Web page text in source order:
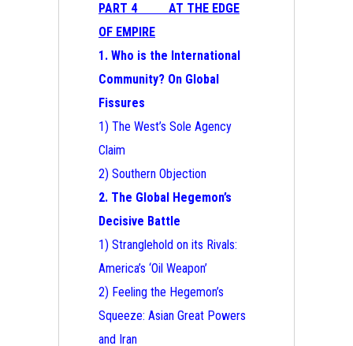
PART 4 AT THE EDGE
OF EMPIRE
1. Who is the International
Community? On Global
Fissures
1) The West’s Sole Agency
Claim
2) Southern Objection
2. The Global Hegemon’s
Decisive Battle
1) Stranglehold on its Rivals:
America’s ‘Oil Weapon’
2) Feeling the Hegemon’s
Squeeze: Asian Great Powers
and Iran